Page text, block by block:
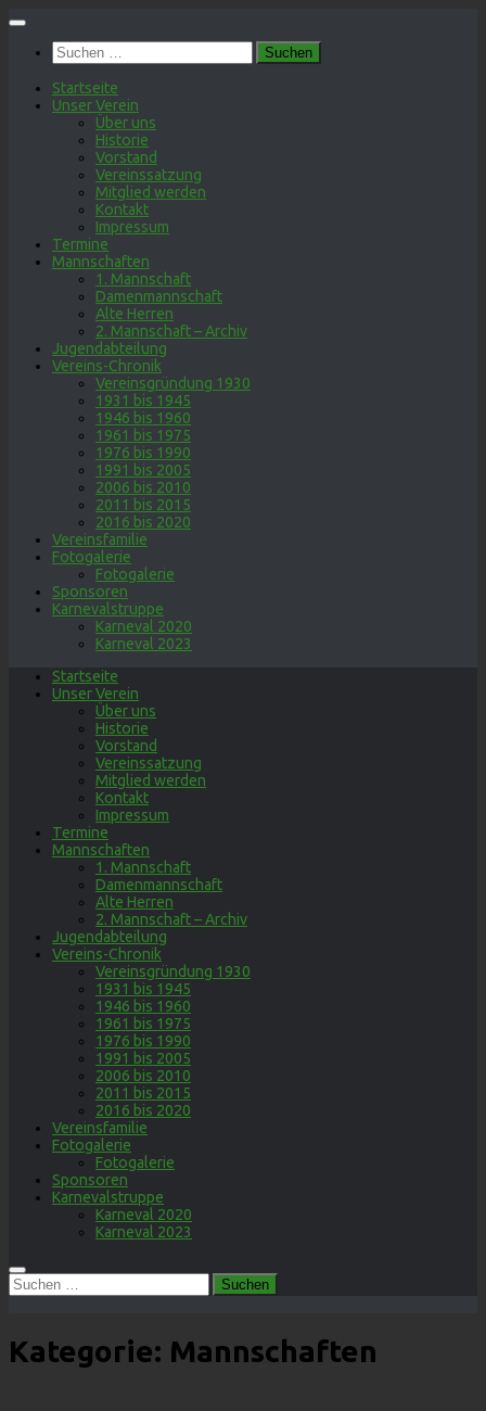
Zum
springenSuchen
nach:
Startseite
Unser Verein
Über uns
Historie
Vorstand
Vereinssatzung
Mitglied werden
Kontakt
Impressum
Termine
Mannschaften
1. Mannschaft
Damenmannschaft
Alte Herren
2. Mannschaft – Archiv
Jugendabteilung
Vereins-Chronik
Vereinsgründung 1930
1931 bis 1945
1946 bis 1960
1961 bis 1975
1976 bis 1990
1991 bis 2005
2006 bis 2010
2011 bis 2015
2016 bis 2020
Vereinsfamilie
Fotogalerie
Fotogalerie
Sponsoren
Karnevalstruppe
Karneval 2020
Karneval 2023
Startseite
Unser Verein
Über uns
Historie
Vorstand
Vereinssatzung
Mitglied werden
Kontakt
Impressum
Termine
Mannschaften
1. Mannschaft
Damenmannschaft
Alte Herren
2. Mannschaft – Archiv
Jugendabteilung
Vereins-Chronik
Vereinsgründung 1930
1931 bis 1945
1946 bis 1960
1961 bis 1975
1976 bis 1990
1991 bis 2005
2006 bis 2010
2011 bis 2015
2016 bis 2020
Vereinsfamilie
Fotogalerie
Fotogalerie
Sponsoren
Karnevalstruppe
Karneval 2020
Karneval 2023
Suchen
nach:
Kategorie: Mannschaften